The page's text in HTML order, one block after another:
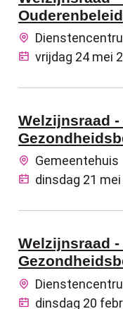
Ouderenbeleid
vrijdag 24 mei
Welzijnsraad
Gemeentehuis
dinsdag 21
Welzijnsraad
dinsdag 20